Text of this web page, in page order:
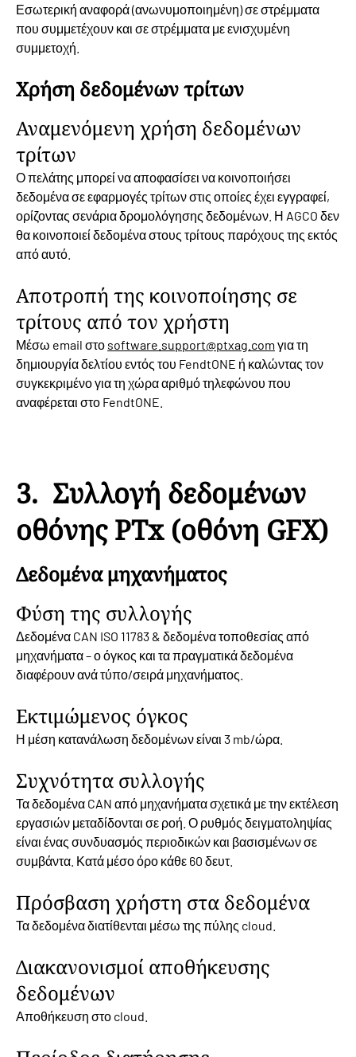
Εσωτερική αναφορά (ανωνυμοποιημένη) σε στρέμματα
που συμμετέχουν και σε στρέμματα με ενισχυμένη
συμμετοχή.
Χρήση δεδομένων τρίτων
Αναμενόμενη χρήση δεδομένων
τρίτων
Ο πελάτης μπορεί να αποφασίσει να κοινοποιήσει
δεδομένα σε εφαρμογές τρίτων στις οποίες έχει εγγραφεί,
ορίζοντας σενάρια δρομολόγησης δεδομένων. Η AGCO δεν
θα κοινοποιεί δεδομένα στους τρίτους παρόχους της εκτός
από αυτό.
Αποτροπή της κοινοποίησης σε
τρίτους από τον χρήστη
Μέσω email στο software.support@ptxag.com για τη
δημιουργία δελτίου εντός του FendtONE ή καλώντας τον
συγκεκριμένο για τη χώρα αριθμό τηλεφώνου που
αναφέρεται στο FendtONE.
3. Συλλογή δεδομένων
οθόνης PTx (οθόνη GFX)
Δεδομένα μηχανήματος
Φύση της συλλογής
Δεδομένα CAN ISO 11783 & δεδομένα τοποθεσίας από
μηχανήματα – ο όγκος και τα πραγματικά δεδομένα
διαφέρουν ανά τύπο/σειρά μηχανήματος.
Εκτιμώμενος όγκος
Η μέση κατανάλωση δεδομένων είναι 3 mb/ώρα.
Συχνότητα συλλογής
Τα δεδομένα CAN από μηχανήματα σχετικά με την εκτέλεση
εργασιών μεταδίδονται σε ροή. Ο ρυθμός δειγματοληψίας
είναι ένας συνδυασμός περιοδικών και βασισμένων σε
συμβάντα. Κατά μέσο όρο κάθε 60 δευτ.
Πρόσβαση χρήστη στα δεδομένα
Τα δεδομένα διατίθενται μέσω της πύλης cloud.
Διακανονισμοί αποθήκευσης
δεδομένων
Αποθήκευση στο cloud.